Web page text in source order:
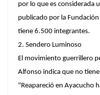
por lo que es considerada
publicado por la
tiene 6.500 integrantes.
2. Sendero Luminoso
El movimiento guerrillero
Alfonso indica que no
"Reapareció en Ayacucho